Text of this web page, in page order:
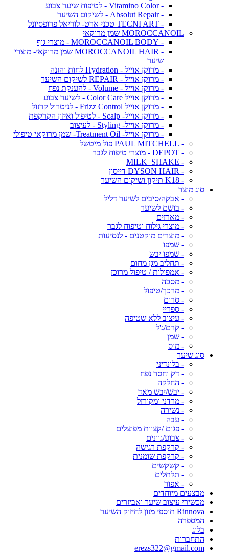
- Vitamino Color - לטיפוח שיער צבוע
- Absolut Repair - לשיקום השיער
- TECNI ART טכני ארט- לוריאל פרופסיונל
MOROCCANOIL שמן מרוקאי
- MOROCCANOIL BODY - מוצרי גוף
- MOROCCANOIL HAIR שמן מרוקאי- מוצרי
שיער
- מרוקן אוייל - Hydration לחות והזנה
- מרוקן אוייל - REPAIR לשיקום השיער
- מרוקן אוייל - Volume - להענקת נפח
- מרוקן אוייל Color Care - לשיער צבוע
- מרוקן אוייל Frizz Control - לניטרול קרזול
- מרוקן אוייל- Scalp - לטיפול ואיזון הקרקפת
- מרוקן אוייל- Styling - לעיצוב
- מרוקן אוייל- Treatment Oil- שמן מרוקאי טיפולי
- PAUL MITCHELL פול מיטשל
- DEPOT - מוצרי טיפוח לגבר
- MILK_SHAKE
- DYSON HAIR דייסון
- K18 תיקון ושיקום השיער
סוג מוצר
- אבקה/סיבים לשיער דליל
- בושם לשיער
- מארזים
- מוצרי גילוח וטיפוח לגבר
- מוצרים מוקטנים - לנסיעות
- שמפו
- שמפו יבש
- תחליב מגן מחום
- אמפולות / טיפול מרוכז
- מסכה
- מרכך/טיפול
- סרום
- ספריי
- עיצוב ללא שטיפה
- קרם/ג'ל
- שמן
- מוס
סוג שיער
- בלונדיני
- דק וחסר נפח
- החלקה
- יבש/יבש מאד
- מרדני ומקורזל
- נשירה
- עבה
- פגום /קצוות מפוצלים
- צבוע/גוונים
- קרקפת רגישה
- קרקפת שומנית
- קשקשים
- תלתלים
- אפור
מבצעים מיוחדים
מכשירי עיצוב שיער ואביזרים
Rinnova תוספי מזון לחיזוק השיער
המספרה
בלוג
התחברות
erezs322@gmail.com